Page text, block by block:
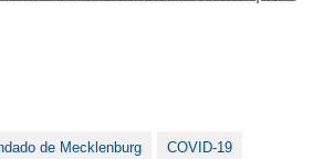
de Mecklenburg COVID-19